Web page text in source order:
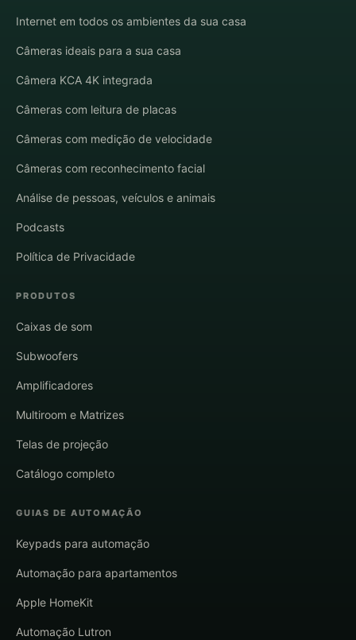
Internet em todos os ambientes da sua casa
Câmeras ideais para a sua casa
Câmera KCA 4K integrada
Câmeras com leitura de placas
Câmeras com medição de velocidade
Câmeras com reconhecimento facial
Análise de pessoas, veículos e animais
Podcasts
Política de Privacidade
PRODUTOS
Caixas de som
Subwoofers
Amplificadores
Multiroom e Matrizes
Telas de projeção
Catálogo completo
GUIAS DE AUTOMAÇÃO
Keypads para automação
Automação para apartamentos
Apple HomeKit
Automação Lutron